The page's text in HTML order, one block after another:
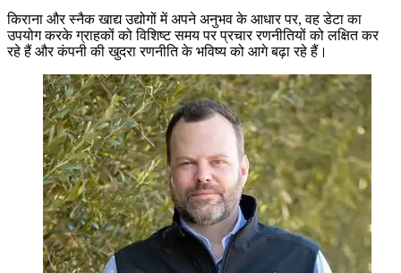
किराना और स्नैक खाद्य उद्योगों में अपने अनुभव के आधार पर, वह डेटा का
उपयोग करके ग्राहकों को विशिष्ट समय पर प्रचार रणनीतियों को लक्षित कर
रहे हैं और कंपनी की खुदरा रणनीति के भविष्य को आगे बढ़ा रहे हैं।